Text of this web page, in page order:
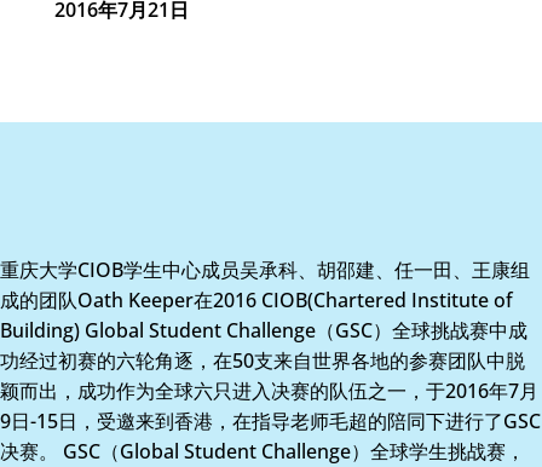
2016年7月21日
重庆大学CIOB学生中心成员吴承科、胡邵建、任一田、王康组
成的团队Oath Keeper在2016 CIOB(Chartered Institute of
Building) Global Student Challenge（GSC）全球挑战赛中成
功经过初赛的六轮角逐，在50支来自世界各地的参赛团队中脱
颖而出，成功作为全球六只进入决赛的队伍之一，于2016年7月
9日-15日，受邀来到香港，在指导老师毛超的陪同下进行了GSC
决赛。 GSC（Global Student Challenge）全球学生挑战赛，